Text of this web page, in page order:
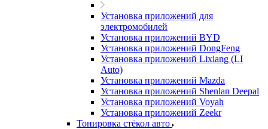
Установка приложений для
электромобилей
Установка приложений BYD
Установка приложений DongFeng
Установка приложений Lixiang (LI
Auto)
Установка приложений Mazda
Установка приложений Shenlan Deepal
Установка приложений Voyah
Установка приложений Zeekr
Тонировка стёкол авто